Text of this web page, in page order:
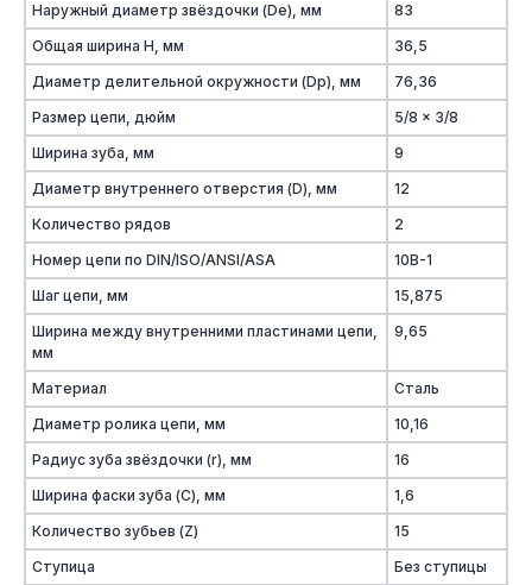
Наружный диаметр звёздочки (De), мм
83
Общая ширина Н, мм
36,5
Диаметр делительной окружности (Dp), мм
76,36
Размер цепи, дюйм
5/8 x 3/8
Ширина зуба, мм
9
Диаметр внутреннего отверстия (D), мм
12
Количество рядов
2
Номер цепи по DIN/ISO/ANSI/ASA
10B-1
Шаг цепи, мм
15,875
Ширина между внутренними пластинами цепи,
мм
9,65
Материал
Сталь
Диаметр ролика цепи, мм
10,16
Радиус зуба звёздочки (r), мм
16
Ширина фаски зуба (C), мм
1,6
Количество зубьев (Z)
15
Ступица
Без ступицы